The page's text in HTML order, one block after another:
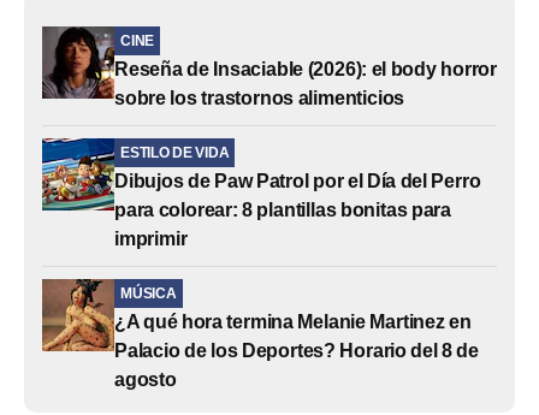
CINE
Reseña de Insaciable (2026): el body horror
sobre los trastornos alimenticios
ESTILO DE VIDA
Dibujos de Paw Patrol por el Día del Perro
para colorear: 8 plantillas bonitas para
imprimir
MÚSICA
¿A qué hora termina Melanie Martinez en
Palacio de los Deportes? Horario del 8 de
agosto